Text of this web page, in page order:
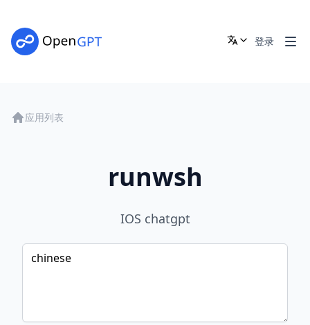
登录
应用列表
runwsh
IOS chatgpt